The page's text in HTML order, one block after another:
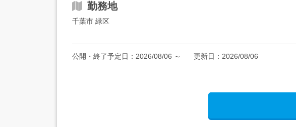
勤務地
千葉市 緑区
公開・終了予定日： 2026/08/06 ～ 更新日： 2026/08/06